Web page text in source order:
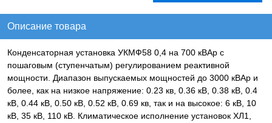
Описание товара
Конденсаторная установка УКМФ58 0,4 на 700 кВАр с
пошаговым (ступенчатым) регулированием реактивной
мощности. Диапазон выпускаемых мощностей до 3000 кВАр и
более, как на низкое напряжение: 0.23 кв, 0.36 кВ, 0.38 кВ, 0.4
кВ, 0.44 кВ, 0.50 кВ, 0.52 кВ, 0.69 кв, так и на высокое: 6 кВ, 10
кВ, 35 кВ, 110 кВ. Климатическое исполнение установок ХЛ1,